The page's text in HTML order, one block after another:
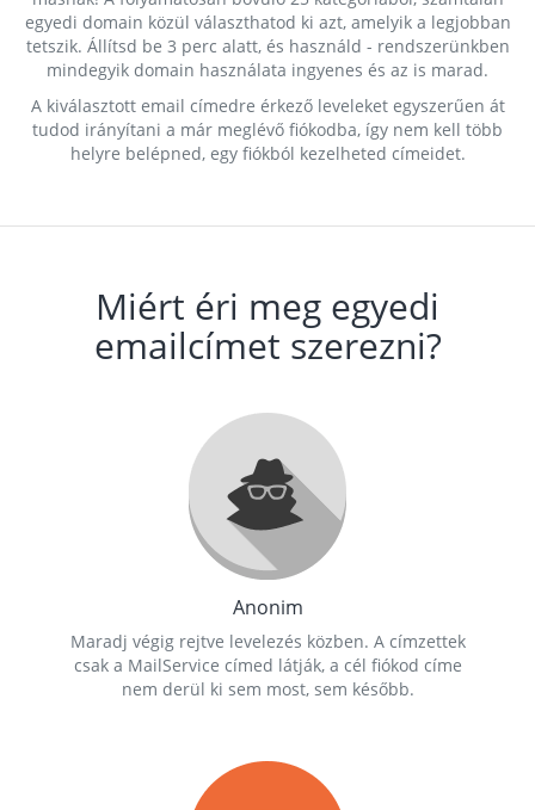
egyedi domain közül választhatod ki azt, amelyik a legjobban
tetszik. Állítsd be 3 perc alatt, és használd - rendszerünkben
mindegyik domain használata ingyenes és az is marad.
A kiválasztott email címedre érkező leveleket egyszerűen át
tudod irányítani a már meglévő fiókodba, így nem kell több
helyre belépned, egy fiókból kezelheted címeidet.
Miért éri meg egyedi
emailcímet szerezni?
Anonim
Maradj végig rejtve levelezés közben. A címzettek
csak a MailService címed látják, a cél fiókod címe
nem derül ki sem most, sem később.